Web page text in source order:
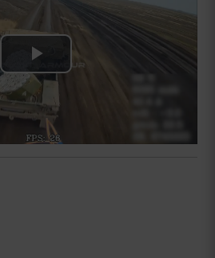
Play
Video